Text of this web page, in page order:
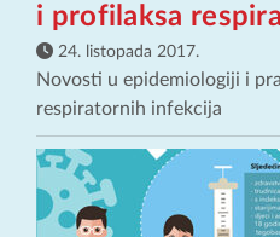
i profilaksa
24. listopada 2017.
Novosti u epidemiologiji i
respiratornih infekcija